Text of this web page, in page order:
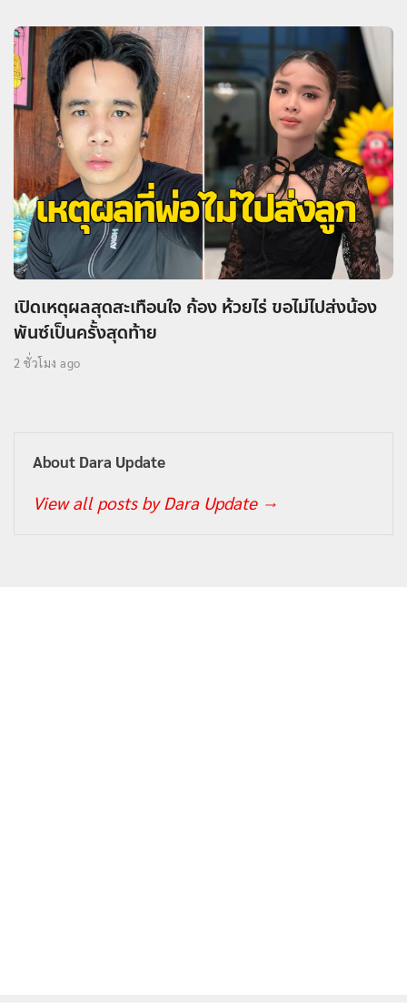
เปิดเหตุผลสุดสะเทือนใจ ก้อง ห้วยไร่ ขอไม่ไปส่งน้อง
พันซ์เป็นครั้งสุดท้าย
2 ชั่วโมง ago
About Dara Update
View all posts by Dara Update →